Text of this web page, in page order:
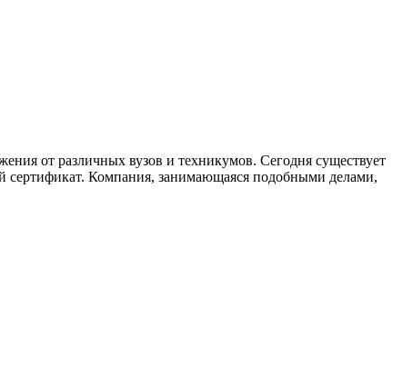
от различных вузов и техникумов. Сегодня существует
сертификат. Компания, занимающаяся подобными делами,